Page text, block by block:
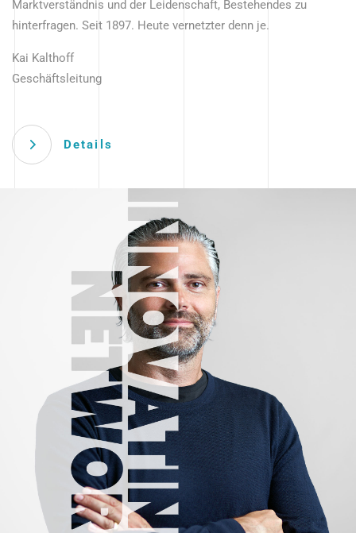
Marktverständnis und der Leidenschaft, Bestehendes zu
hinterfragen. Seit 1897. Heute vernetzter denn je.
Kai Kalthoff
Geschäftsleitung
Details